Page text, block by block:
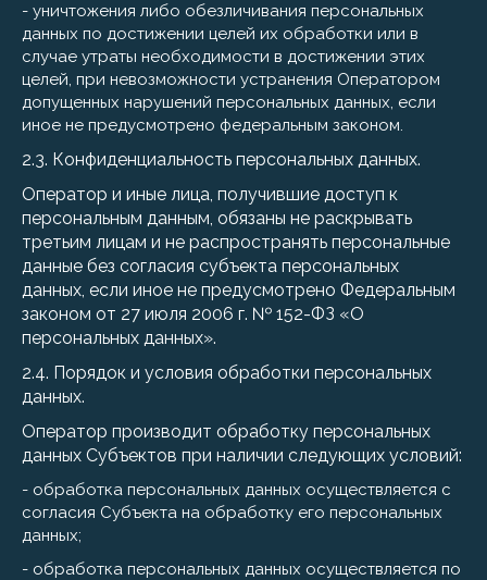
- уничтожения либо обезличивания персональных
данных по достижении целей их обработки или в
случае утраты необходимости в достижении этих
целей, при невозможности устранения Оператором
допущенных нарушений персональных данных, если
иное не предусмотрено федеральным законом.
2.3. Конфиденциальность персональных данных.
Оператор и иные лица, получившие доступ к
персональным данным, обязаны не раскрывать
третьим лицам и не распространять персональные
данные без согласия субъекта персональных
данных, если иное не предусмотрено Федеральным
законом от 27 июля 2006 г. № 152-ФЗ «О
персональных данных».
2.4. Порядок и условия обработки персональных
данных.
Оператор производит обработку персональных
данных Субъектов при наличии следующих условий:
- обработка персональных данных осуществляется с
согласия Субъекта на обработку его персональных
данных;
- обработка персональных данных осуществляется по